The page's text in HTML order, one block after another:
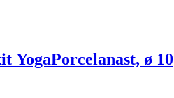
YogaPorcelanast, ø 10